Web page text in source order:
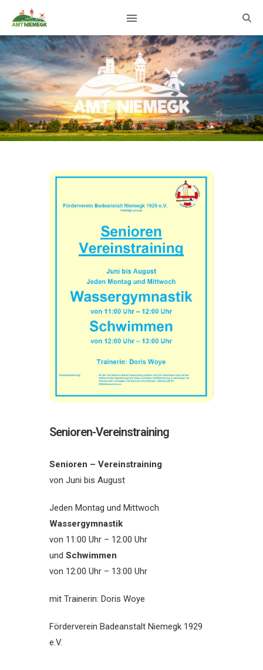
Senioren-Vereinstraining
Senioren – Vereinstraining
von Juni bis August
Jeden Montag und Mittwoch
Wassergymnastik
von 11:00 Uhr – 12:00 Uhr
und Schwimmen
von 12:00 Uhr – 13:00 Uhr
mit Trainerin: Doris Woye
Förderverein Badeanstalt Niemegk 1929
e.V.